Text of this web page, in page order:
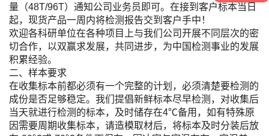
量（48T/96T）通知公司业务员即可。在接到客户标本当日
起，现货产品一周内将检测报告交到客户手中！
欢迎各科研单位在各种项目上与我们公司开展不同层次的密
切合作，以双赢求发展，共同进步，为中国检测事业的发展
积累经验。
二、样本要求
在收集标本前都必须有一个完整的计划，必须清楚要检测的
成份是否足够稳定。我们提倡新鲜标本尽早检测，对收集后
当天就进行检测的标本，及时储存在4℃备用，如有特殊原
因需要周期收集标本，请造模取材后，将标本及时分装后放